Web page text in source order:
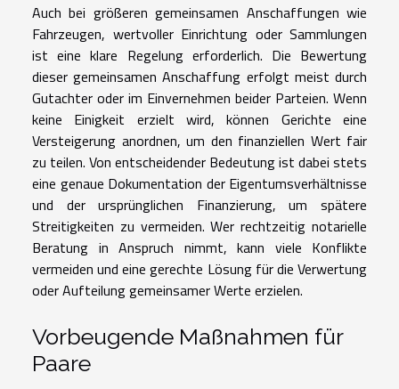
Auch bei größeren gemeinsamen Anschaffungen wie
Fahrzeugen, wertvoller Einrichtung oder Sammlungen
ist eine klare Regelung erforderlich. Die Bewertung
dieser gemeinsamen Anschaffung erfolgt meist durch
Gutachter oder im Einvernehmen beider Parteien. Wenn
keine Einigkeit erzielt wird, können Gerichte eine
Versteigerung anordnen, um den finanziellen Wert fair
zu teilen. Von entscheidender Bedeutung ist dabei stets
eine genaue Dokumentation der Eigentumsverhältnisse
und der ursprünglichen Finanzierung, um spätere
Streitigkeiten zu vermeiden. Wer rechtzeitig notarielle
Beratung in Anspruch nimmt, kann viele Konflikte
vermeiden und eine gerechte Lösung für die Verwertung
oder Aufteilung gemeinsamer Werte erzielen.
Vorbeugende Maßnahmen für
Paare